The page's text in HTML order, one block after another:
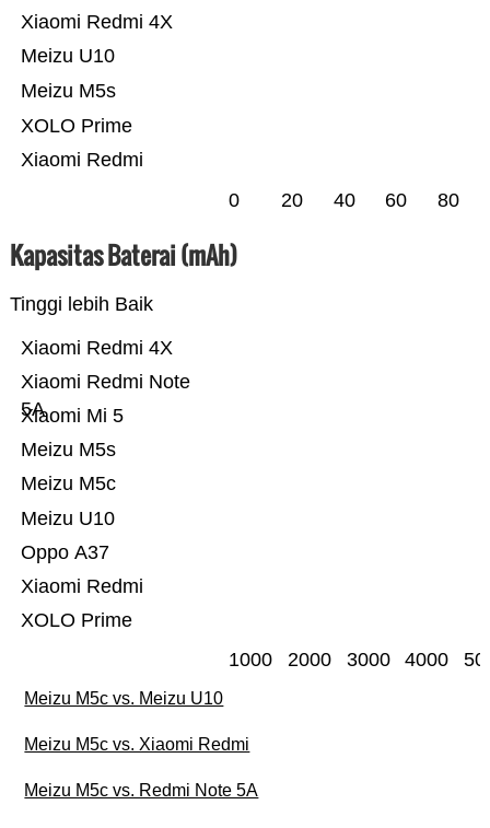
Xiaomi Redmi
XOLO Prime
Meizu M5s
Meizu U10
Xiaomi Redmi 4X
0 20 40 60 80
Kapasitas Baterai (mAh)
Tinggi lebih Baik
XOLO Prime
Xiaomi Redmi
Oppo A37
Meizu U10
Meizu M5c
Meizu M5s
Xiaomi Mi 5
Xiaomi Redmi Note
5A
Xiaomi Redmi 4X
1000 2000 3000 4000
Meizu M5c vs. Meizu U10
Meizu M5c vs. Xiaomi Redmi
Meizu M5c vs. Redmi Note 5A